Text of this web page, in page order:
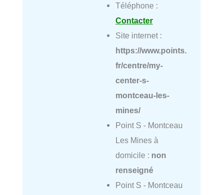
Téléphone :
Contacter
Site internet :
https://www.points.
fr/centre/my-
center-s-
montceau-les-
mines/
Point S - Montceau
Les Mines à
domicile : non
renseigné
Point S - Montceau